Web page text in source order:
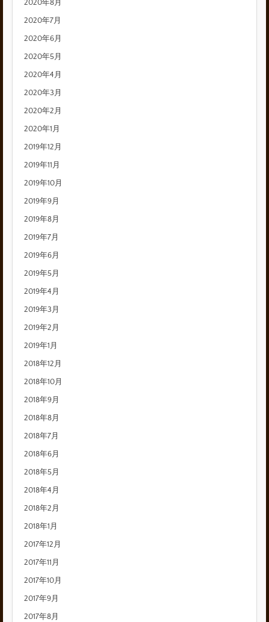
2020年8月
2020年7月
2020年6月
2020年5月
2020年4月
2020年3月
2020年2月
2020年1月
2019年12月
2019年11月
2019年10月
2019年9月
2019年8月
2019年7月
2019年6月
2019年5月
2019年4月
2019年3月
2019年2月
2019年1月
2018年12月
2018年10月
2018年9月
2018年8月
2018年7月
2018年6月
2018年5月
2018年4月
2018年2月
2018年1月
2017年12月
2017年11月
2017年10月
2017年9月
2017年8月